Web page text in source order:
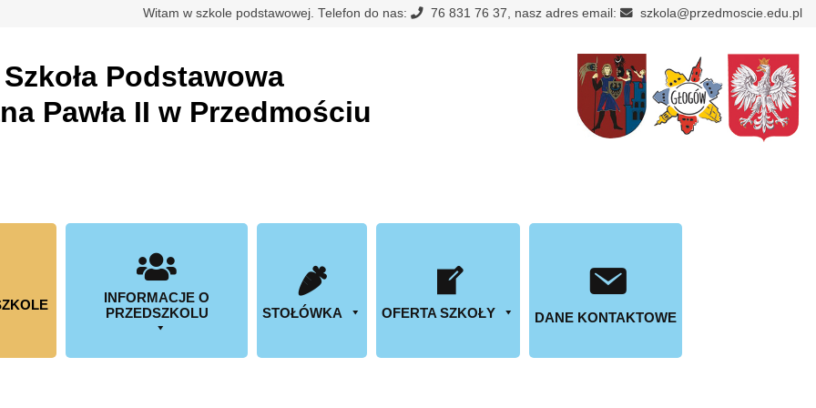
Witam w szkole podstawowej. Telefon do nas: 76 831 76 37, nasz adres email: szkola@przedmoscie.edu.pl
Szkoła Podstawowa
Pawła II w Przedmościu
INFORMACJE O
PRZEDSZKOLU
STOŁÓWKA OFERTA SZKOŁY DANE KONTAKTOWE